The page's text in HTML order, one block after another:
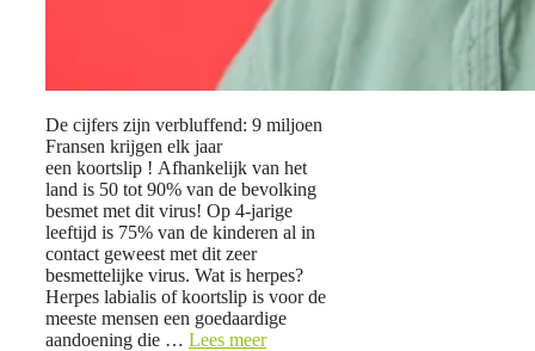
De cijfers zijn verbluffend: 9 miljoen
Fransen krijgen elk jaar
een koortslip ! Afhankelijk van het
land is 50 tot 90% van de bevolking
besmet met dit virus! Op 4-jarige
leeftijd is 75% van de kinderen al in
contact geweest met dit zeer
besmettelijke virus. Wat is herpes?
Herpes labialis of koortslip is voor de
meeste mensen een goedaardige
aandoening die … Lees meer